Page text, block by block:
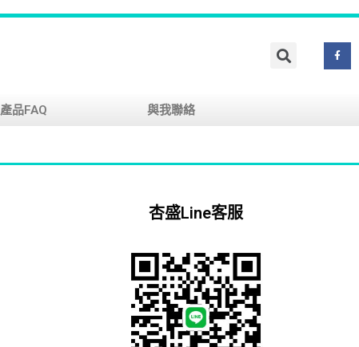
產品FAQ 與我聯絡
杏盛Line客服